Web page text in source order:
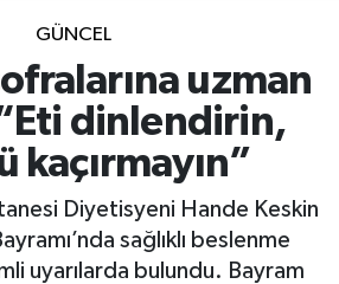
GÜNCEL
uzman
“Eti dinlendirin,
kaçırmayın”
Diyetisyeni Hande Keskin
sağlıklı beslenme
uyarılarda bulundu. Bayram
Vakitleri
Durumu ve Fikstür